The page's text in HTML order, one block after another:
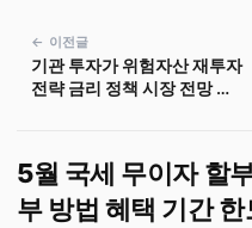
← 이전글
기관 투자가 위험자산 재투자
전략 금리 정책 시장 전망 자
5월 국세 무이자 할
부 방법 혜택 기간 한